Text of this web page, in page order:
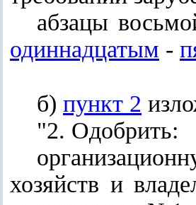
абзацы
одиннадцатым -
б) пункт 2
"2. Одобрить:
хозяйств и